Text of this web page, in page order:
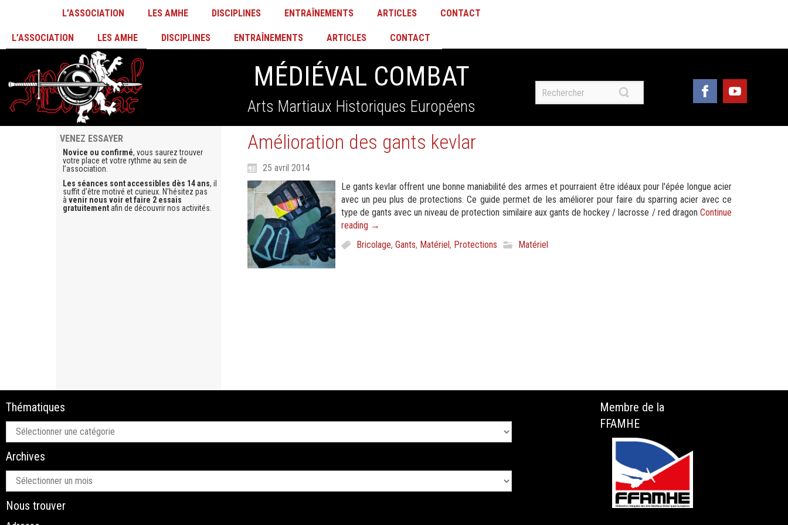
L’ASSOCIATION LES AMHE DISCIPLINES ENTRAÎNEMENTS ARTICLES CONTACT
L’ASSOCIATION LES AMHE DISCIPLINES ENTRAÎNEMENTS ARTICLES CONTACT
MÉDIÉVAL COMBAT
Arts Martiaux Historiques Européens
VENEZ ESSAYER
Novice ou confirmé, vous saurez trouver
votre place et votre rythme au sein de
l’association.
Les séances sont accessibles dès 14 ans, il
suffit d’être motivé et curieux. N’hésitez pas
à venir nous voir et faire 2 essais
gratuitementafin de découvrir nos activités.
Amélioration des gants kevlar
25 avril 2014
Le gants kevlar offrent une bonne maniabilité des armes et pourraient être idéaux pour l'épée longue acier
avec un peu plus de protections. Ce guide permet de les améliorer pour faire du sparring acier avec ce
type de gants avec un niveau de protection similaire aux gants de hockey / lacrosse / red dragon Continue
reading →
Bricolage, Gants, Matériel, Protections Matériel
Thématiques
Thématiques
Archives
Archives
Nous trouver
Membre de la
FFAMHE